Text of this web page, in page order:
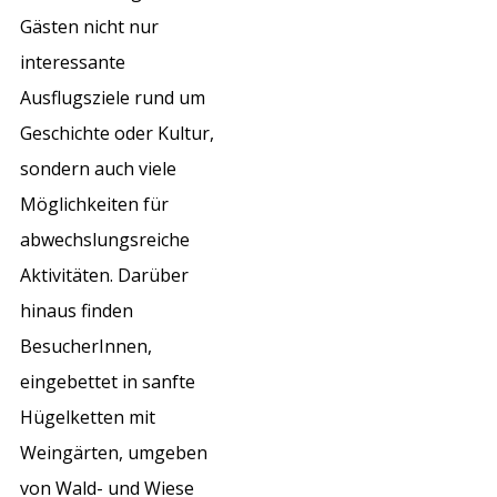
Gästen nicht nur
interessante
Ausflugsziele rund um
Geschichte oder Kultur,
sondern auch viele
Möglichkeiten für
abwechslungsreiche
Aktivitäten. Darüber
hinaus finden
BesucherInnen,
eingebettet in sanfte
Hügelketten mit
Weingärten, umgeben
von Wald- und Wiese